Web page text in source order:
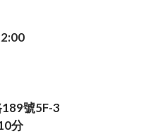
號5F-3
分